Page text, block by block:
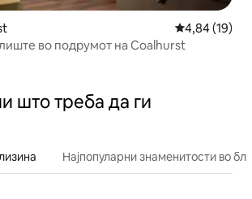
Просечна
4,84 (19)
во подрумот на Coalhurst
што треба да ги
Најпопуларни знаменитости во